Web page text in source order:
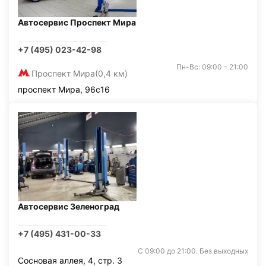
Автосервис Проспект Мира
+7 (495) 023-42-98
Проспект Мира(0,4 км)
Пн-Вс: 09:00 - 21:00
проспект Мира, 96с16
Автосервис Зеленоград
+7 (495) 431-00-33
С 09:00 до 21:00. Без выходных
Сосновая аллея, 4, стр. 3